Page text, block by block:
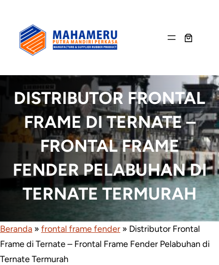
content
DISTRIBUTOR FRONTAL
FRAME DI TERNATE –
FRONTAL FRAME
FENDER PELABUHAN DI
TERNATE TERMURAH
Beranda » frontal frame fender » Distributor Frontal
Frame di Ternate – Frontal Frame Fender Pelabuhan di
Ternate Termurah